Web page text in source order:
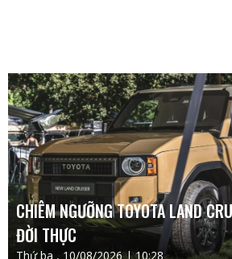
CHIÊM NGƯỠNG TOYOTA LAND
ĐỜI THỰC
Thứ ba , 10/08/2026 | 10:28